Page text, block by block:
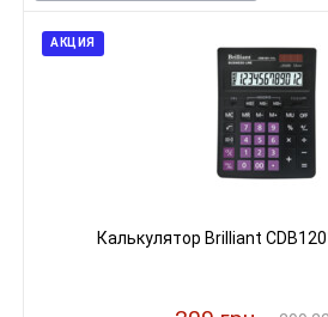
АКЦИЯ
Калькулятор Brilliant